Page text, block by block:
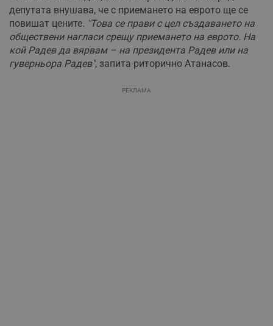
депутата внушава, че с приемането на еврото ще се
повишат цените. "Това се прави с цел създаването на
обществени нагласи срещу приемането на еврото. На
кой Радев да вярвам – на президента Радев или на
гуверньора Радев", запита риторично Атанасов.
РЕКЛАМА